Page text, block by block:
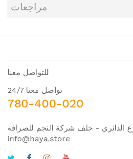
مراجعات
للتواصل معنا
تواصل معنا 24/7
780-400-020
الدائري - خلف شركة النجم للصرافة
info@haya.store